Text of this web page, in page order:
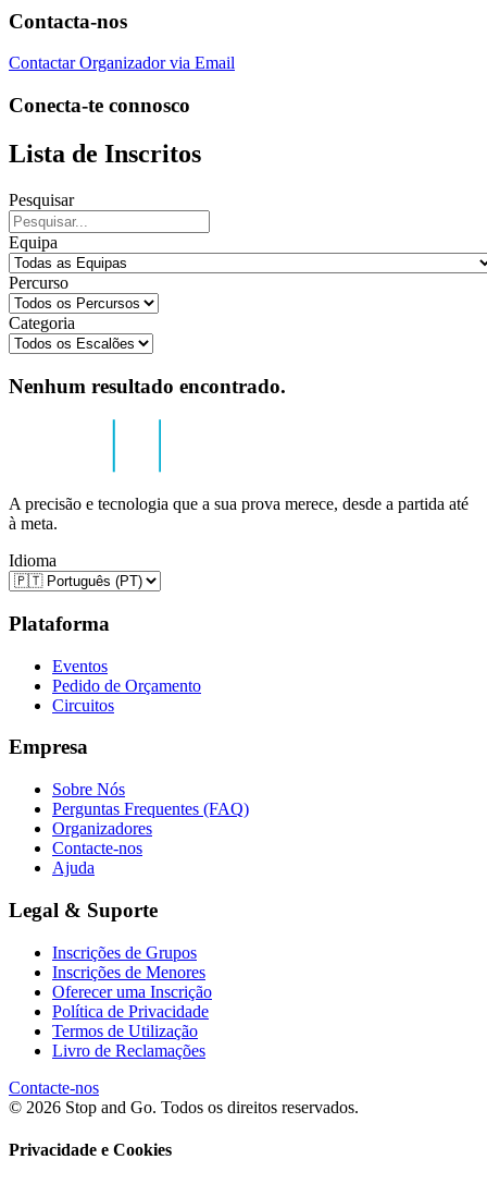
Contacta-nos
Contactar Organizador via Email
Conecta-te connosco
Lista de Inscritos
Pesquisar
Equipa
Percurso
Categoria
Nenhum resultado encontrado.
A precisão e tecnologia que a sua prova merece, desde a partida até
à meta.
Idioma
Plataforma
Eventos
Pedido de Orçamento
Circuitos
Empresa
Sobre Nós
Perguntas Frequentes (FAQ)
Organizadores
Contacte-nos
Ajuda
Legal & Suporte
Inscrições de Grupos
Inscrições de Menores
Oferecer uma Inscrição
Política de Privacidade
Termos de Utilização
Livro de Reclamações
Contacte-nos
© 2026 Stop and Go. Todos os direitos reservados.
Privacidade e Cookies